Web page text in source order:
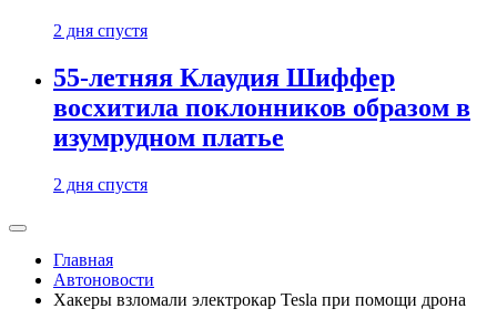
2 дня спустя
55-летняя Клаудия Шиффер
восхитила поклонников образом в
изумрудном платье
2 дня спустя
Главная
Автоновости
Хакеры взломали электрокар Tesla при помощи дрона